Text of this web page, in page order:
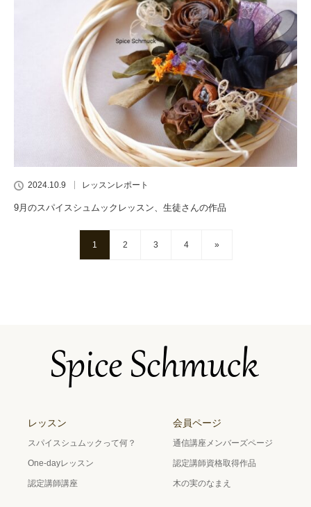
2024.10.9 レッスンレポート
9月のスパイスシュムックレッスン、生徒さんの作品
1 2 3 4 »
レッスン
スパイスシュムックって何？
One-dayレッスン
認定講師講座
会員ページ
通信講座メンバーズページ
認定講師資格取得作品
木の実のなまえ